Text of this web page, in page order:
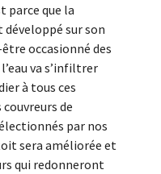
parce que la
développé sur son
occasionné des
va s’infiltrer
à tous ces
de
par nos
sera améliorée et
qui redonneront